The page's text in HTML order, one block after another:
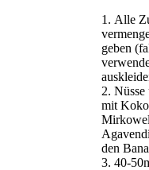
Alle
geben
Nüsse
mit
den
40-